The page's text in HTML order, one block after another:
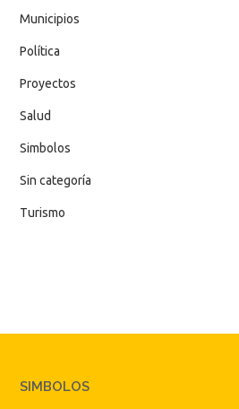
Municipios
Política
Proyectos
Salud
Simbolos
Sin categoría
Turismo
SIMBOLOS